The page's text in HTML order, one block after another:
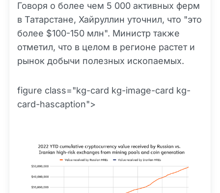
Говоря о более чем 5 000 активных ферм
в Татарстане, Хайруллин уточнил, что "это
более $100-150 млн". Министр также
отметил, что в целом в регионе растет и
рынок добычи полезных ископаемых.
figure class="kg-card kg-image-card kg-
card-hascaption">